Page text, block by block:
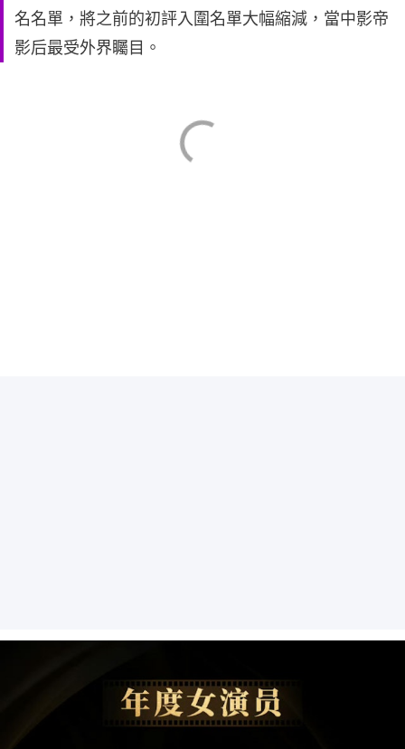
名名單，將之前的初評入圍名單大幅縮減，當中影帝
影后最受外界矚目。